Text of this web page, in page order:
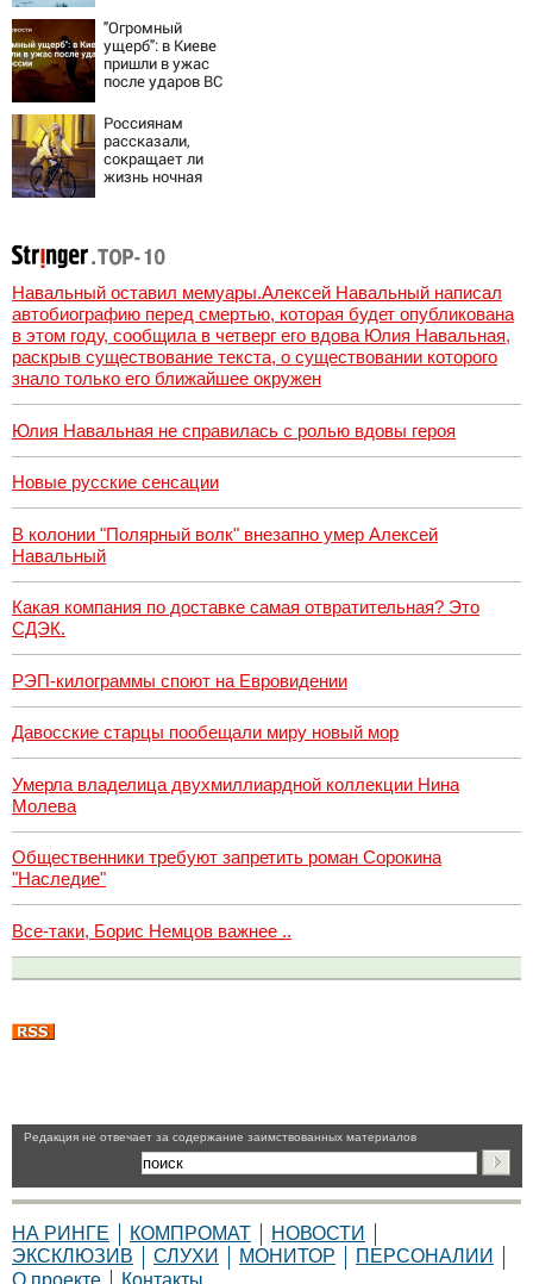
"Огромный
ущерб": в Киеве
пришли в ужас
после ударов ВС
Россиянам
рассказали,
сокращает ли
жизнь ночная
Навальный оставил мемуары.Алексей Навальный написал
автобиографию перед смертью, которая будет опубликована
в этом году, сообщила в четверг его вдова Юлия Навальная,
раскрыв существование текста, о существовании которого
знало только его ближайшее окружен
Юлия Навальная не справилась с ролью вдовы героя
Новые русские сенсации
В колонии "Полярный волк" внезапно умер Алексей
Навальный
Какая компания по доставке самая отвратительная? Это
СДЭК.
РЭП-килограммы споют на Евровидении
Давосские старцы пообещали миру новый мор
Умерла владелица двухмиллиардной коллекции Нина
Молева
Общественники требуют запретить роман Сорокина
"Наследие"
Все-таки, Борис Немцов важнее ..
Pедакция не отвечает за содержание заимствованных материалов
НА РИНГЕ КОМПРОМАТ
НОВОСТИ
ЭКСКЛЮЗИВ
СЛУХИ МОНИТОР
ПЕРСОНАЛИИ
О проекте
Контакты